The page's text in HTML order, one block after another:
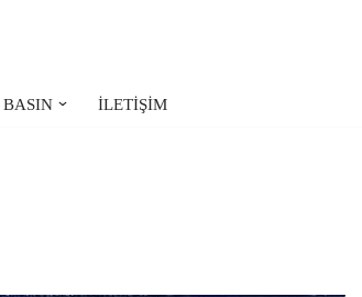
BASIN İLETİŞİM